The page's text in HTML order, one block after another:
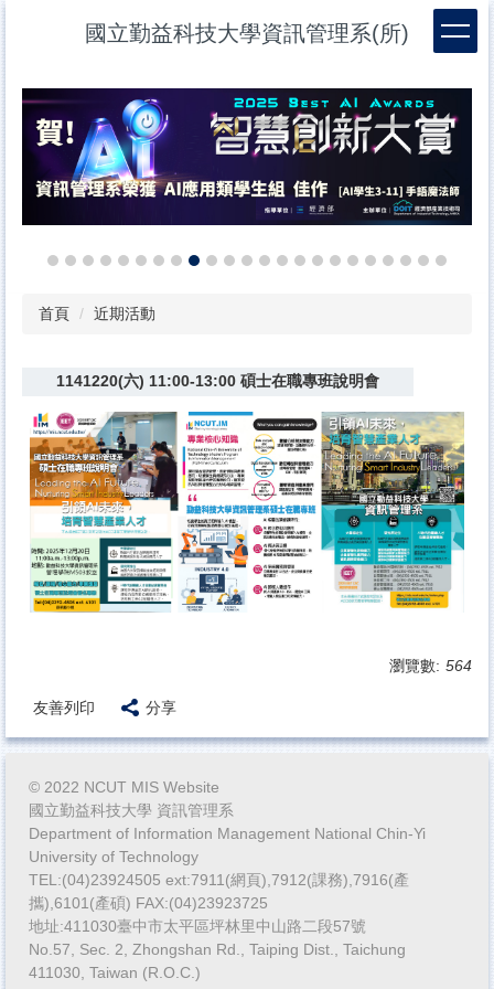
要
內
國立勤益科技大學資訊管理系(所)
首頁 近期活動
1141220(六) 11:00-13:00 碩士在職專班說明會
瀏覽數: 564
友善列印 分享
© 2022 NCUT MIS Website
國立勤益科技大學 資訊管理系
Department of Information Management National Chin-Yi
University of Technology
TEL:(04)23924505 ext:7911(網頁),7912(課務),7916(產
攜),6101(產碩) FAX:(04)23923725
地址:411030臺中市太平區坪林里中山路二段57號
No.57, Sec. 2, Zhongshan Rd., Taiping Dist., Taichung
411030, Taiwan (R.O.C.)